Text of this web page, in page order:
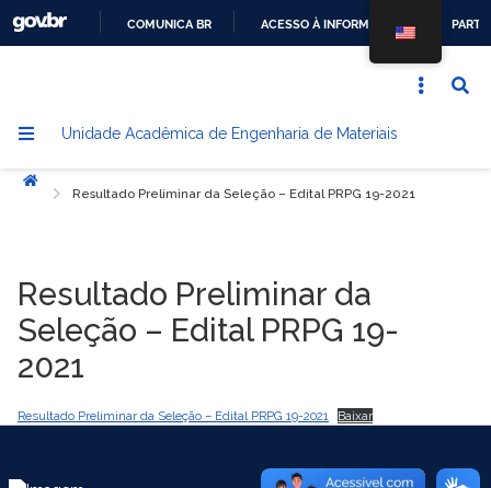
CONTEÚDO
COMUNICA BR ACESSO À INFORMAÇÃO
Unidade Acadêmica de Engenharia de Materiais
Início
Resultado Preliminar da Seleção – Edital PRPG 19-2021
Resultado Preliminar da
Seleção – Edital PRPG 19-
2021
Resultado Preliminar da Seleção – Edital PRPG 19-2021 Baixar